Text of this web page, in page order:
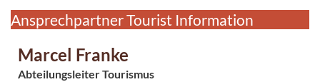
Ansprechpartner Tourist Information
Marcel Franke
Abteilungsleiter Tourismus